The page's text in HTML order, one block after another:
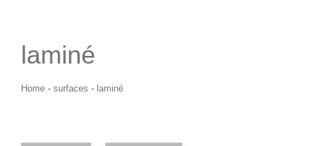
laminé
Home - surfaces - laminé